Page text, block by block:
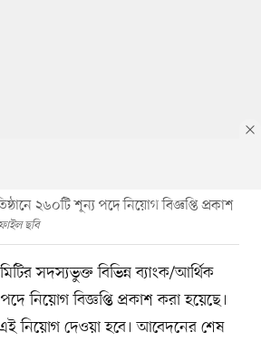
২৬০টি শূন্য পদে নিয়োগ বিজ্ঞপ্তি প্রকাশ
ছবি
সদস্যভুক্ত বিভিন্ন ব্যাংক/আর্থিক
নিয়োগ বিজ্ঞপ্তি প্রকাশ করা হয়েছে।
নিয়োগ দেওয়া হবে। আবেদনের শেষ